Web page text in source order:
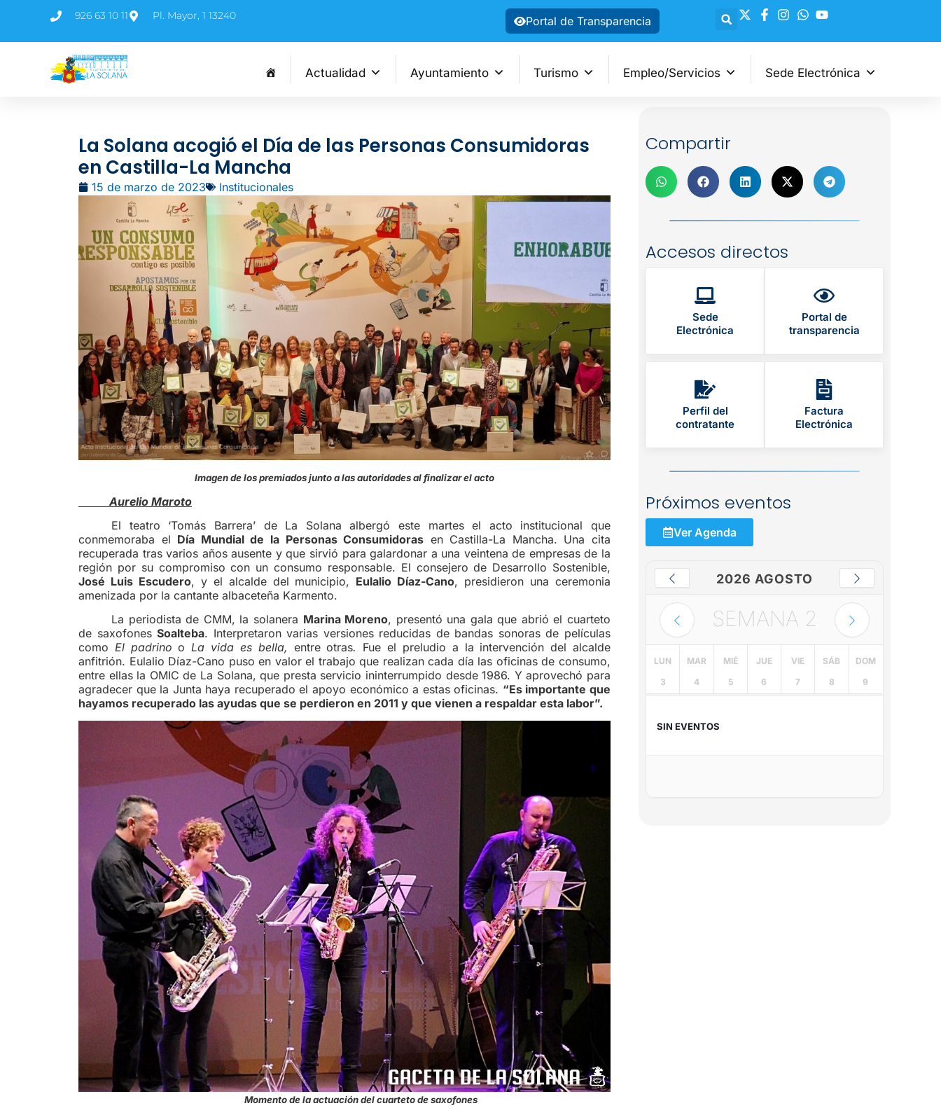
926 63 10 11 Pl. Mayor, 1 13240 Portal de Transparencia
Actualidad Ayuntamiento Turismo Empleo/Servicios Sede Electrónica
La Solana acogió el Día de las Personas Consumidoras
en Castilla-La Mancha
15 de marzo de 2023 Institucionales
Imagen de los premiados junto a las autoridades al finalizar el acto
Aurelio Maroto
El teatro ‘Tomás Barrera’ de La Solana albergó este martes el acto institucional que
conmemoraba el Día Mundial de la Personas Consumidoras en Castilla-La Mancha. Una cita
recuperada tras varios años ausente y que sirvió para galardonar a una veintena de empresas de la
región por su compromiso con un consumo responsable. El consejero de Desarrollo Sostenible,
José Luis Escudero, y el alcalde del municipio, Eulalio Díaz-Cano, presidieron una ceremonia
amenizada por la cantante albaceteña Karmento.
La periodista de CMM, la solanera Marina Moreno, presentó una gala que abrió el cuarteto
de saxofonesSoalteba. Interpretaron varias versiones reducidas de bandas sonoras de películas
como El padrinoo La vida es bella, entre otras. Fue el preludio a la intervención del alcalde
anfitrión. Eulalio Díaz-Cano puso en valor el trabajo que realizan cada día las oficinas de consumo,
entre ellas la OMIC de La Solana, que presta servicio ininterrumpido desde 1986. Y aprovechó para
agradecer que la Junta haya recuperado el apoyo económico a estas oficinas. “Es importante que
hayamos recuperado las ayudas que se perdieron en 2011 y que vienen a respaldar esta labor”.
Momento de la actuación del cuarteto de saxofones
Compartir
Accesos directos
Sede
Electrónica
Portal de
transparencia
Perfil del
contratante
Factura
Electrónica
Próximos eventos
Ver Agenda
2026 AGOSTO
SEMANA 2
LUN
3
MAR
4
MIÉ
5
JUE
6
VIE
7
SÁB
8
DOM
9
SIN EVENTOS